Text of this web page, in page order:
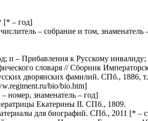
[* – год]
– собрание и том, знаменатель
п – Прибавления к Русскому
словаря // Сборник
дворянских фамилий. СПб., 1886,
bio/bio.htm]
номер, знаменатель – год]
Екатерины II. СПб., 1809.
для биографий. СПб., 2011 [* –